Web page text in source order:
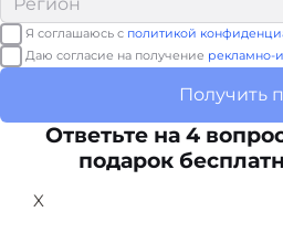
Я соглашаюсь с политикой
Даю согласие на получение рекламно-
Получить
Ответьте на 4
подарок
X